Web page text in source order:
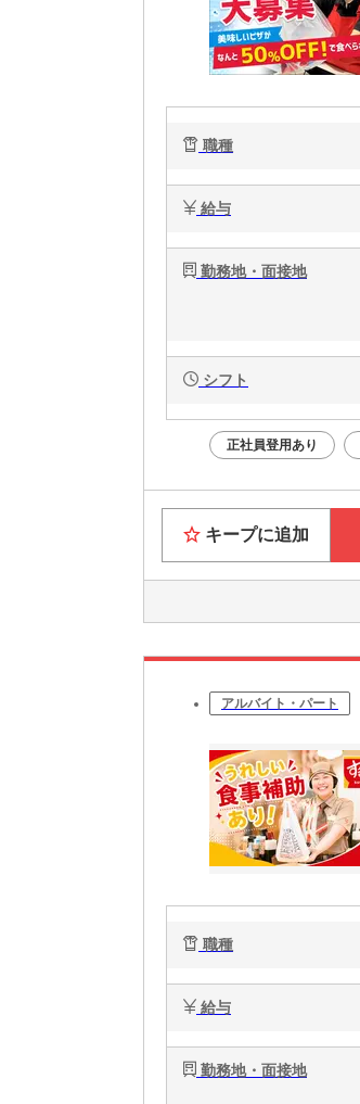
職種
給与
勤務地・面接地
シフト
正社員登用あり
キープに追加
アルバイト・パート
職種
給与
勤務地・面接地